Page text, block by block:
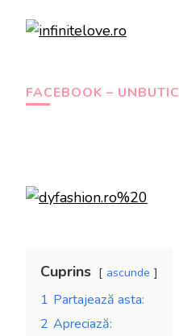
FACEBOOK – UNBUTIC
Cuprins ascunde
1 Partajează asta:
2 Apreciază: